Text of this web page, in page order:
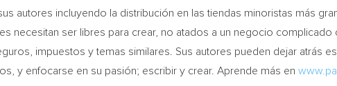
autores incluyendo la distribución en las tiendas minoristas más
necesitan ser libres para crear, no atados a un negocio
impuestos y temas similares. Sus autores pueden dejar atrás
y enfocarse en su pasión; escribir y crear. Aprende más en